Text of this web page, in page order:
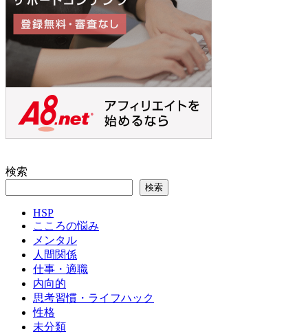
検索
検索
HSP
こころの悩み
メンタル
人間関係
仕事・適職
内向的
思考習慣・ライフハック
性格
未分類